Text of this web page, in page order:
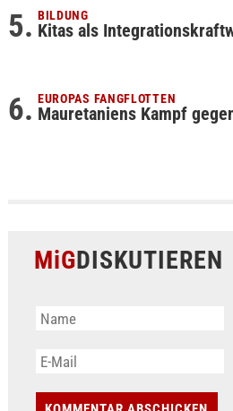
BILDUNG
Kitas als
EUROPAS FANGFLOTTEN
Mauretaniens Kampf
MiGDISKUTIEREN